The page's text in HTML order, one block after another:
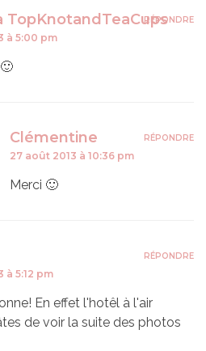
TopKnotandTeaCups
à 5:00 pm
RÉPONDRE
Clémentine
27 août 2013 à 10:36 pm
Merci 🙂
RÉPONDRE
à 5:12 pm
En effet l'hotêl à l'air
de voir la suite des photos
RÉPONDRE